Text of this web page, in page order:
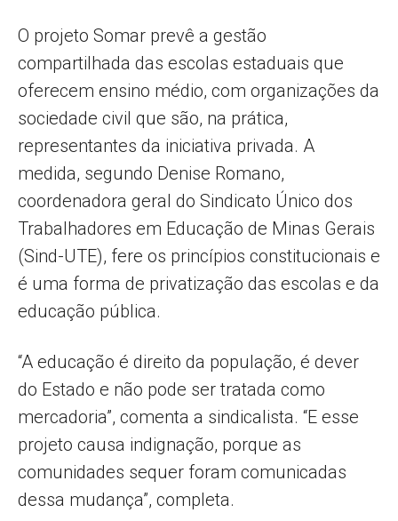
O projeto Somar prevê a gestão
compartilhada das escolas estaduais que
oferecem ensino médio, com organizações da
sociedade civil que são, na prática,
representantes da iniciativa privada. A
medida, segundo Denise Romano,
coordenadora geral do Sindicato Único dos
Trabalhadores em Educação de Minas Gerais
(Sind-UTE), fere os princípios constitucionais e
é uma forma de privatização das escolas e da
educação pública.
“A educação é direito da população, é dever
do Estado e não pode ser tratada como
mercadoria”, comenta a sindicalista. “E esse
projeto causa indignação, porque as
comunidades sequer foram comunicadas
dessa mudança”, completa.